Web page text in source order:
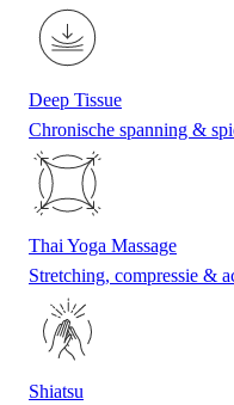
Deep Tissue
Chronische spanning &
Thai Yoga Massage
Stretching, compressie &
Shiatsu